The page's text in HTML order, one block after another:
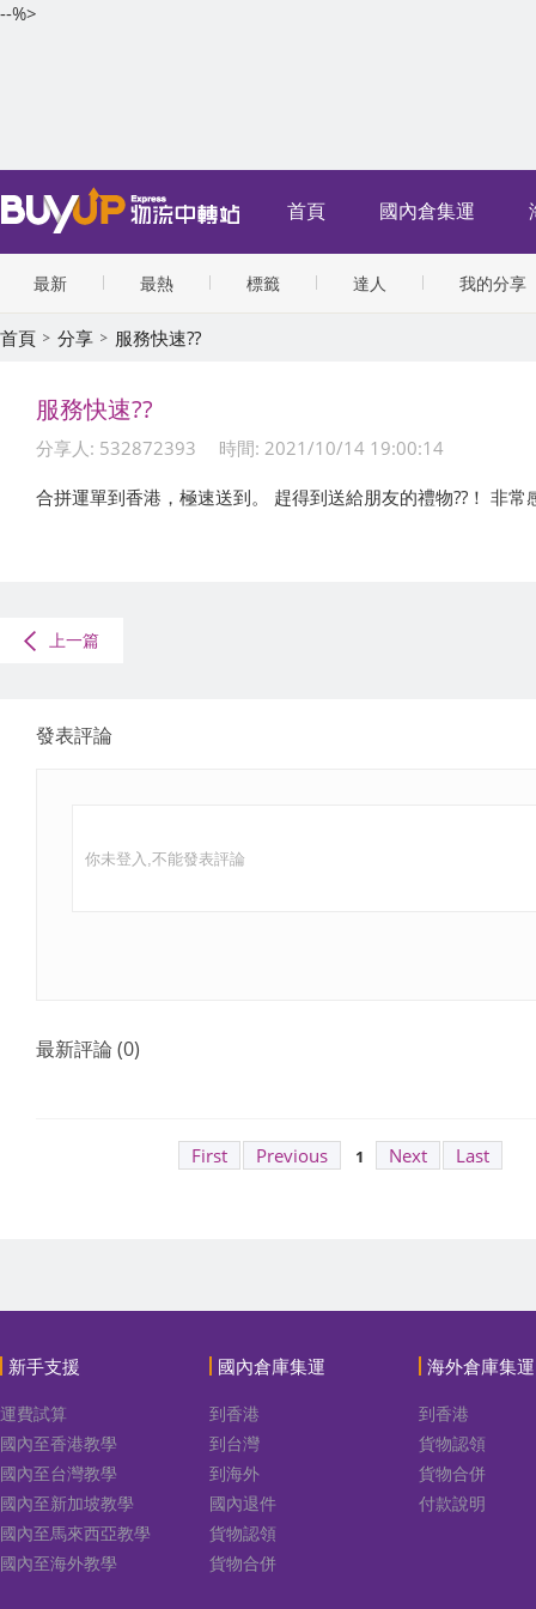
--%>
首頁 國內倉集運
最新 最熱 標籤 達人 我的分享
首頁 分享 服務快速??
服務快速??
分享人: 532872393 時間: 2021/10/14 19:00:14
合拼運單到香港，極速送到。 趕得到送給朋友的禮物??！ 非常
上一篇
發表評論
最新評論 (0)
First Previous 1 Next Last
新手支援
運費試算
國內至香港教學
國內至台灣教學
國內至新加坡教學
國內至馬來西亞教學
國內至海外教學
國內倉庫集運
到香港
到台灣
到海外
國內退件
貨物認領
貨物合併
海外倉庫集運
到香港
貨物認領
貨物合併
付款說明